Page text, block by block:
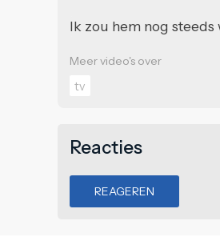
Ik zou hem nog
Meer video's over
tv
Reacties
REAGEREN